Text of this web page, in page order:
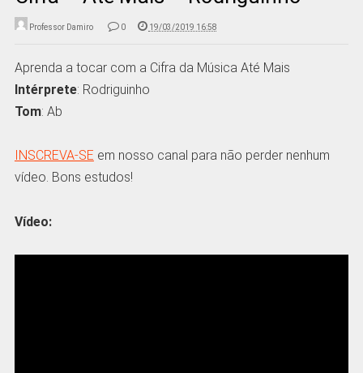
Professor Damiro 0 19/03/2019 16:58
Aprenda a tocar com a Cifra da Música Até Mais
Intérprete: Rodriguinho
Tom: Ab
INSCREVA-SE em nosso canal para não perder nenhum
vídeo. Bons estudos!
Vídeo: